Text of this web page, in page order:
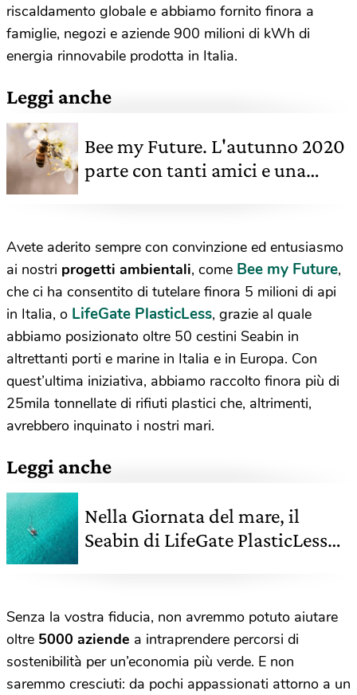
riscaldamento globale e abbiamo fornito finora a
famiglie, negozi e aziende 900 milioni di kWh di
energia rinnovabile prodotta in Italia.
Leggi anche
Bee my Future. L'autunno 2020
parte con tanti amici e una
Avete aderito sempre con convinzione ed entusiasmo
ai nostri progetti ambientali, come Bee my Future,
che ci ha consentito di tutelare finora 5 milioni di api
in Italia, o LifeGate PlasticLess, grazie al quale
abbiamo posizionato oltre 50 cestini Seabin in
altrettanti porti e marine in Italia e in Europa. Con
quest’ultima iniziativa, abbiamo raccolto finora più di
25mila tonnellate di rifiuti plastici che, altrimenti,
avrebbero inquinato i nostri mari.
Leggi anche
Nella Giornata del mare, il
Seabin di LifeGate PlasticLess
Senza la vostra fiducia, non avremmo potuto aiutare
oltre 5000 aziende a intraprendere percorsi di
sostenibilità per un’economia più verde. E non
saremmo cresciuti: da pochi appassionati attorno a un